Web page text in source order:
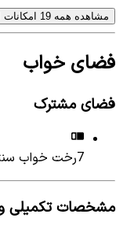
مشاهده همه 19 امکانات اقامتگاه
فضای خواب
فضای مشترک
7رخت خواب
مشخصات تکمیلی